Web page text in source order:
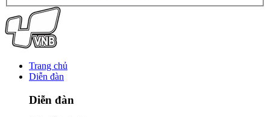
Trang chủ
Diễn đàn
Diễn đàn